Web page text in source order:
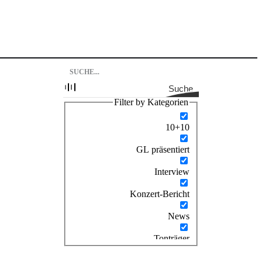
Suche
Filter by Kategorien
10+10
GL präsentiert
Interview
Konzert-Bericht
News
Tonträger